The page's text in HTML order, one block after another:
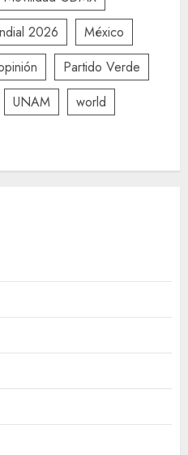
2026
México
Partido Verde
UNAM
world